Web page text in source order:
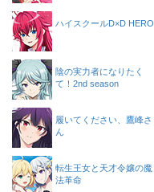
ハイスクールD×D HERO
陰の実力者になりたく
て！2nd season
履いてください、鷹峰さ
ん
転生王女と天才令嬢の魔
法革命